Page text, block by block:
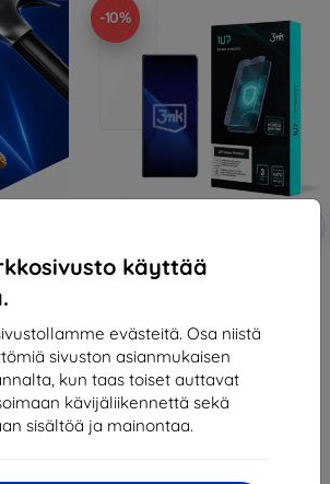
käyttää
evästeitä. Osa niistä
sivuston asianmukaisen
kun taas toiset auttavat
kävijäliikennettä sekä
sisältöä ja mainontaa.
film
-10%
3mk 1UP Protective film for
Xiaomi Mix Fold 4 (front)
21,50 €
Varastossa > 5 kpl